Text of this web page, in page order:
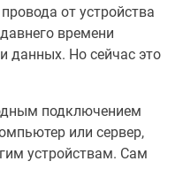
от устройства
времени
данных. Но сейчас это
подключением
или сервер,
устройствам. Сам